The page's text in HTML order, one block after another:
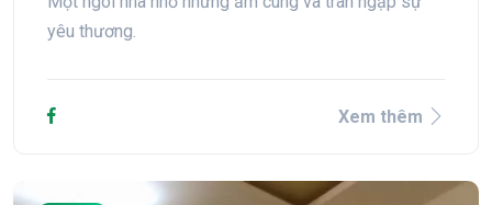
yêu thương.
Xem thêm